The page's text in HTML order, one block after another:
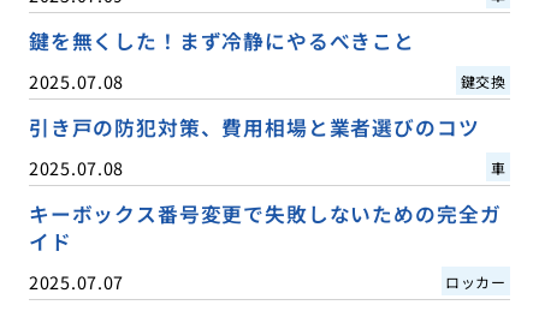
鍵を無くした！まず冷静にやるべきこと
2025.07.08 鍵交換
引き戸の防犯対策、費用相場と業者選びのコツ
2025.07.08 車
キーボックス番号変更で失敗しないための完全ガ
イド
2025.07.07 ロッカー